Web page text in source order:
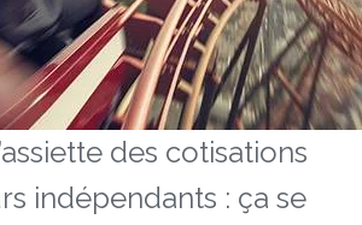
des cotisations
indépendants : ça se